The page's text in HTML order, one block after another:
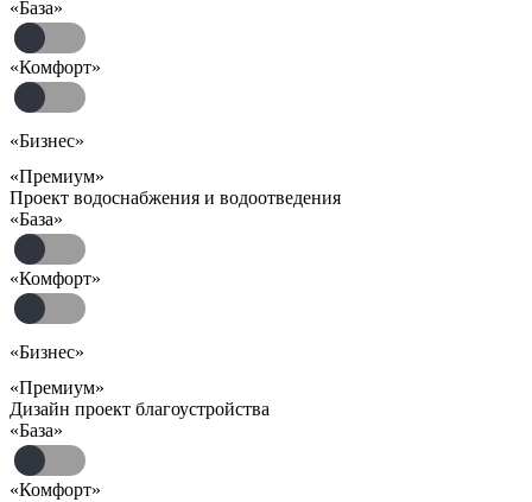
«База»
«Комфорт»
«Бизнес»
«Премиум»
Проект водоснабжения и водоотведения
«База»
«Комфорт»
«Бизнес»
«Премиум»
Дизайн проект благоустройства
«База»
«Комфорт»